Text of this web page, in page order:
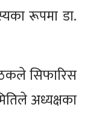
रूपमा डा.
सिफारिस
अध्यक्षका